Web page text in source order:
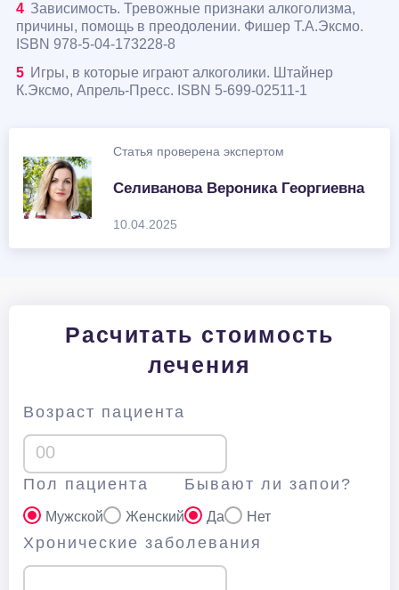
Зависимость. Тревожные признаки алкоголизма,
причины, помощь в преодолении. Фишер Т.А.Эксмо.
ISBN 978-5-04-173228-8
Игры, в которые играют алкоголики. Штайнер
К.Эксмо, Апрель-Пресс. ISBN 5-699-02511-1
Статья проверена экспертом
Селиванова Вероника Георгиевна
10.04.2025
Расчитать стоимость
лечения
Возраст пациента
Пол пациента
Мужской Женский
Бывают ли запои?
Да Нет
Хронические заболевания